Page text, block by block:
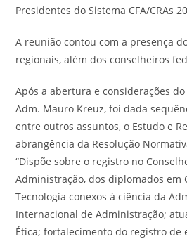
Presidentes do Sistema CFA/CRAs
A reunião contou com a presença
regionais, além dos conselheiros
Após a abertura e considerações
Adm. Mauro Kreuz, foi dada
entre outros assuntos, o Estudo e
abrangência da Resolução
“Dispõe sobre o registro no
Administração, dos diplomados em
Tecnologia conexos à ciência da
Internacional de Administração;
Ética; fortalecimento do registro de